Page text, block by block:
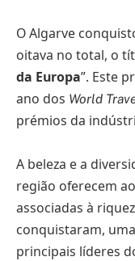
O Algarve
oitava no total, o
da Europa”. Este
ano dos World
prémios da
A beleza e a
região oferecem
associadas à
conquistaram,
principais líderes